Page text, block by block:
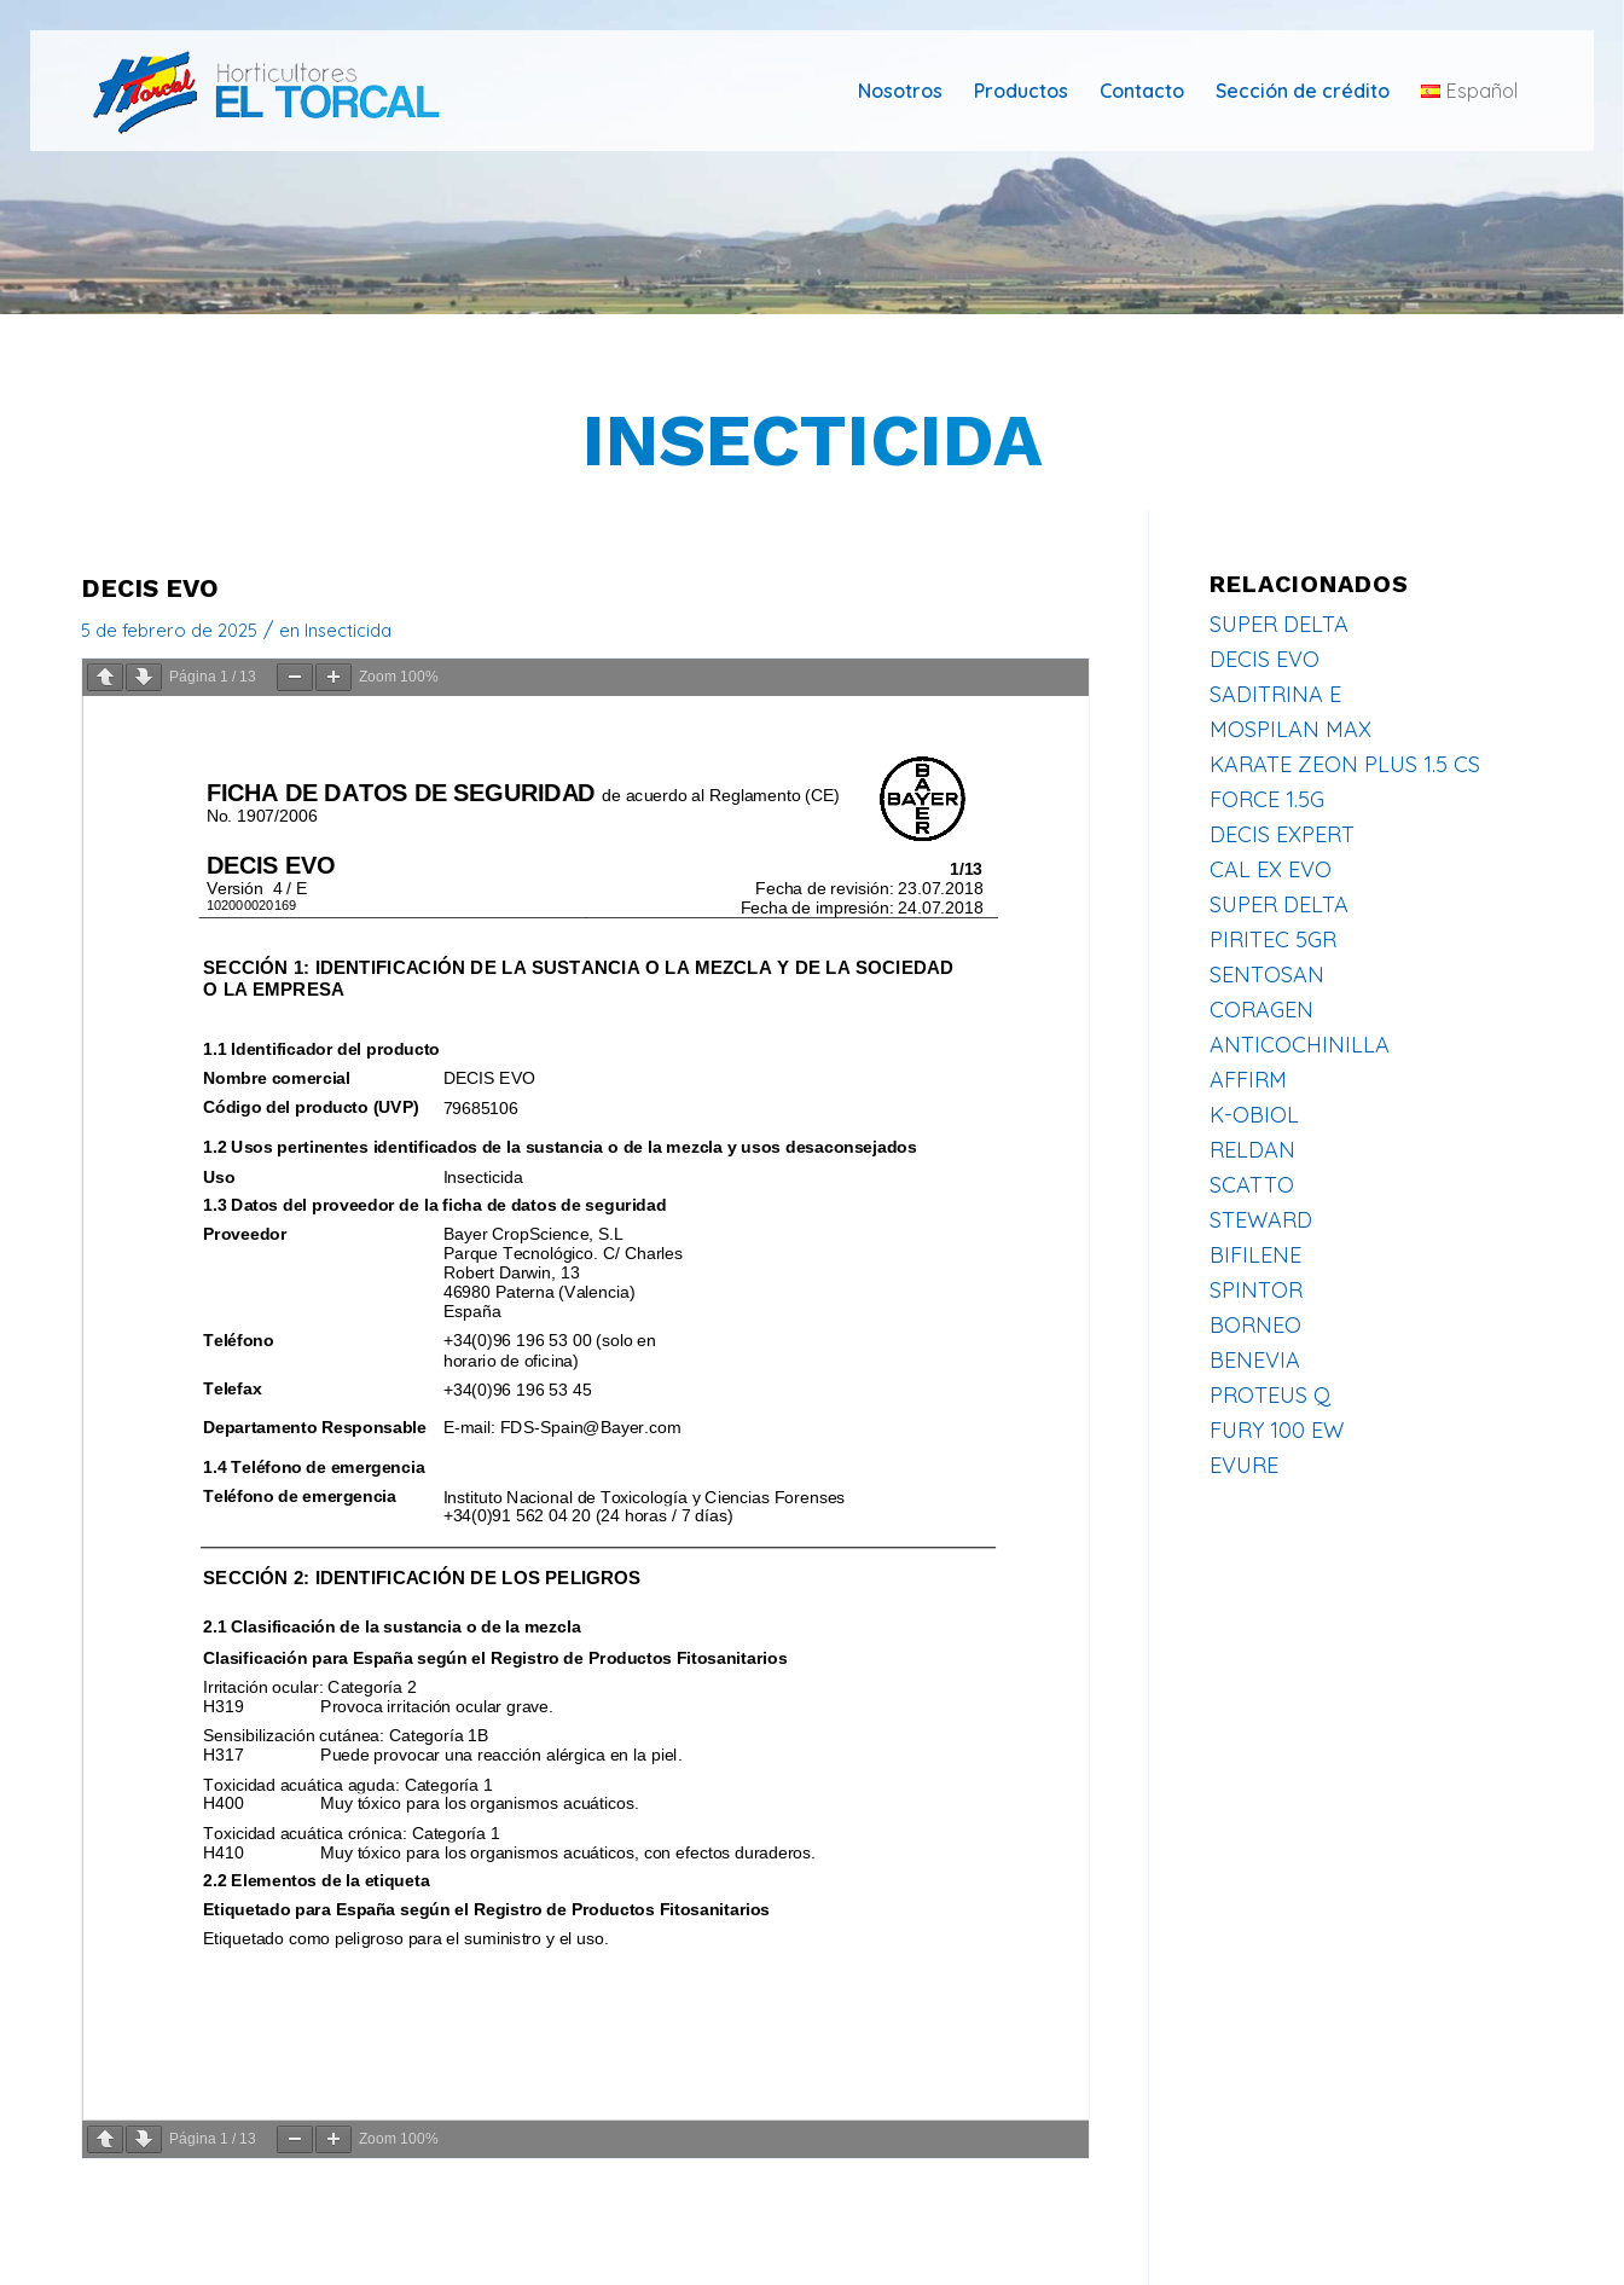
Nosotros Productos Contacto Sección de crédito Español
INSECTICIDA
DECIS EVO
5 de febrero de 2025 / en Insecticida
Página 1 / 13 Zoom 100%
Página 1 / 13 Zoom 100%
RELACIONADOS
SUPER DELTA
DECIS EVO
SADITRINA E
MOSPILAN MAX
KARATE ZEON PLUS 1.5 CS
FORCE 1.5G
DECIS EXPERT
CAL EX EVO
SUPER DELTA
PIRITEC 5GR
SENTOSAN
CORAGEN
ANTICOCHINILLA
AFFIRM
K-OBIOL
RELDAN
SCATTO
STEWARD
BIFILENE
SPINTOR
BORNEO
BENEVIA
PROTEUS Q
FURY 100 EW
EVURE